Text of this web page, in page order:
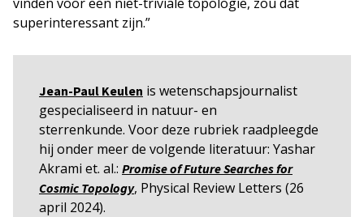
superinteressant zijn.”
Jean-Paul Keulen is wetenschapsjournalist
gespecialiseerd in natuur- en
sterrenkunde. Voor deze rubriek raadpleegde
hij onder meer de volgende literatuur: Yashar
Akrami et. al.: Promise of Future Searches for
Cosmic Topology, Physical Review Letters (26
april 2024).